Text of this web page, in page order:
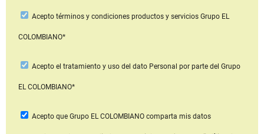
Aceptotérminos y condiciones productos y serviciosGrupo EL
COLOMBIANO*
Acepto el tratamiento y uso del dato Personal por parte del Grupo
EL COLOMBIANO*
Acepto que Grupo EL COLOMBIANOcomparta mis datos